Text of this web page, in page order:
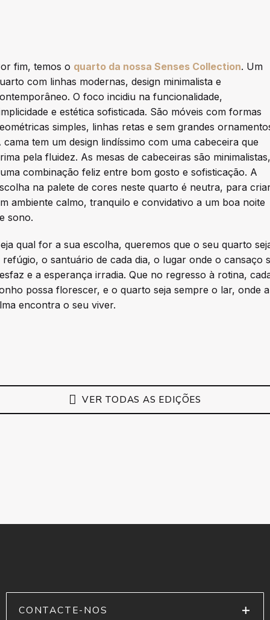
fim, temos o quarto da nossa Senses Collection. Um
com linhas modernas, design minimalista e
O foco incidiu na funcionalidade,
e estética sofisticada. São móveis com formas
simples, linhas retas e sem grandes
cama tem um design lindíssimo com uma cabeceira que
pela fluidez. As mesas de cabeceiras são minimalistas,
combinação feliz entre bom gosto e sofisticação. A
na palete de cores neste quarto é neutra, para
ambiente calmo, tranquilo e convidativo a um boa noite
sono.
qual for a sua escolha, queremos que o seu quarto
refúgio, o santuário de cada dia, o lugar onde o cansaço
e a esperança irradia. Que no regresso à rotina,
possa florescer, e o quarto seja sempre o lar, onde a
encontra o seu viver.
VER TODAS AS EDIÇÕES
CONTACTE-NOS